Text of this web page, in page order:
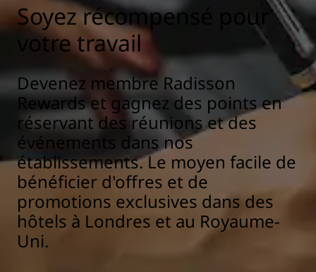
Soyez récompensé pour
votre travail
Devenez membre Radisson
Rewards et gagnez des points en
réservant des réunions et des
événements dans nos
établissements. Le moyen facile de
bénéficier d'offres et de
promotions exclusives dans des
hôtels à Londres et au Royaume-
Uni.